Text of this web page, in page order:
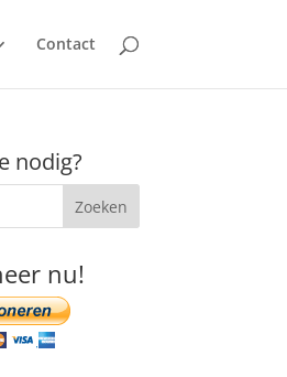
Contact
nodig?
nu!